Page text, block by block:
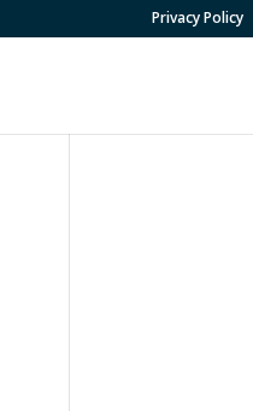
Privacy Policy